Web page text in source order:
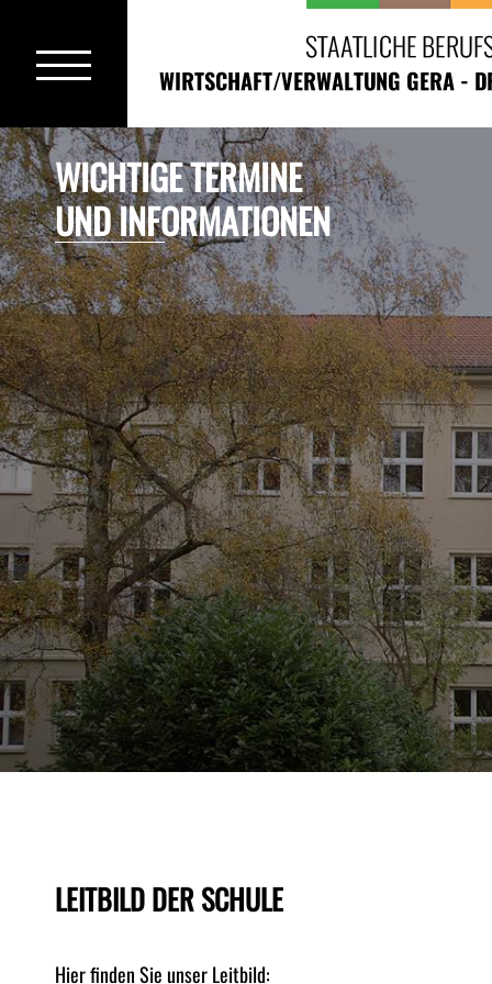
Ausbildungsberufe
Berufsvorbereitungsjahr
Wahlschulfomen
ERASMUS+
Stundenplan
Neuigkeiten
Übungsfirma
Formulare
Schulsozialarbeit
WICHTIGE TERMINE
UND INFORMATIONEN
LEITBILD DER SCHULE
Hier finden Sie unser Leitbild: